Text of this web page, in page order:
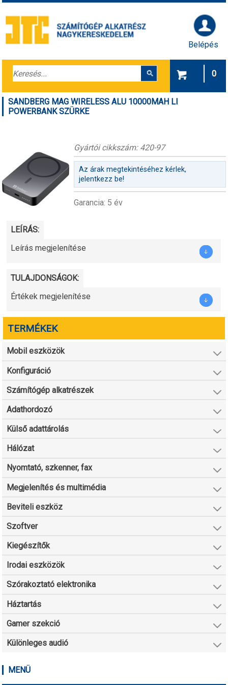
Belépés
0
SANDBERG MAG WIRELESS ALU 10000MAH LI
POWERBANK SZÜRKE
Gyártói cikkszám: 420-97
Az árak megtekintéséhez kérlek,
jelentkezz be!
Garancia: 5 év
LEÍRÁS:
Leírás megjelenítése
TULAJDONSÁGOK:
Értékek megjelenítése
TERMÉKEK
Mobil eszközök
Konfiguráció
Számítógép alkatrészek
Adathordozó
Külső adattárolás
Hálózat
Nyomtató, szkenner, fax
Megjelenítés és multimédia
Beviteli eszköz
Szoftver
Kiegészítők
Irodai eszközök
Szórakoztató elektronika
Háztartás
Gamer szekció
Különleges audió
MENÜ